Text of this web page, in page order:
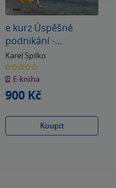
e kurz Úspěšné
podnikání -
podnikejte podle
svých hodnot,
vlastností a
vesmírných principů
Karel Spilko
0.0
z
5
hvězdiček
E-kniha
900 Kč
Koupit